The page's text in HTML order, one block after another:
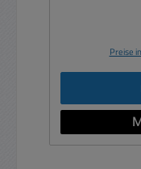
Preise